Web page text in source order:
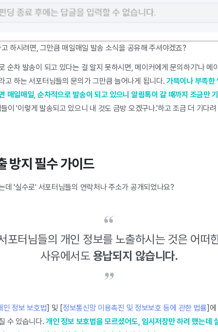
하시려면, 그만큼 매일매일 발송 소식을 공유해 주셔야겠죠?
순차 발송이 되고 있다는 걸 알지 못하시면, 메이커에게 문의하기'나 메
고 하는 서포터님들의 문의가 그만큼 늘어나게 됩니다.가뜩이나 부족한
매일매일, 순차적으로 발송이 되고 있으니 알림톡이 갈 때까지 조금만
이 '이렇게 발송되고 있으니 내 것도 금방 오겠구나.'하고 조금 더 기다
방지 필수 가이드
데 '실수로' 서포터님들의 연락처나 주소가 공개되었나요?
포터님들의 개인 정보를 노출하시는 것은 어떠
사유에서도 용납되지 않습니다.
인 정보 보호법] 및 [정보통신망 이용촉진 및 정보보호 등에 관한 법률]에
수 있습니다.개인 정보 보호법을 모르셨어도, 임시저장만 하려 했는데